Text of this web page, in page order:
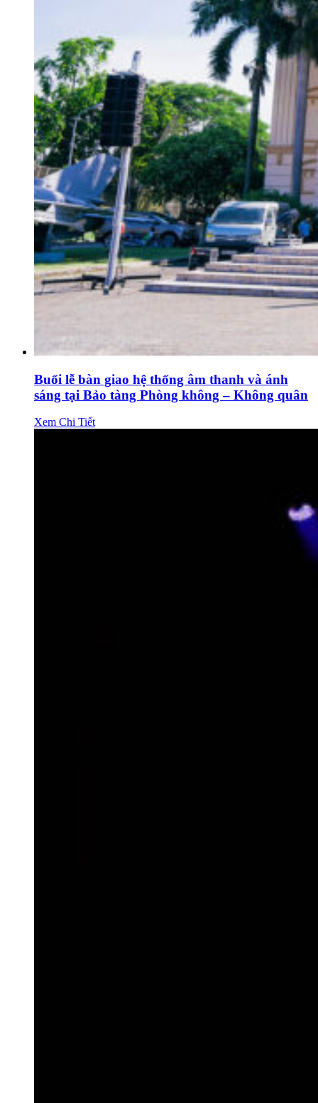
Buổi lễ bàn giao hệ thống âm thanh và ánh
sáng tại Bảo tàng Phòng không – Không quân
Xem Chi Tiết